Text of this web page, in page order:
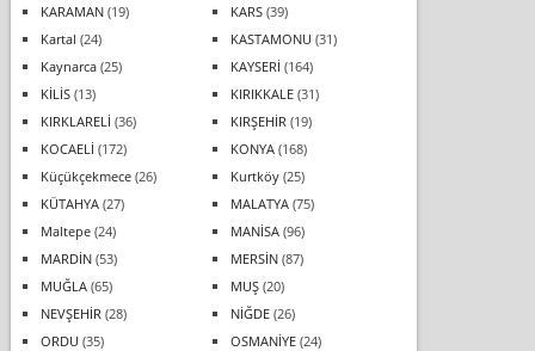
KARAMAN(19) KARS(39)
Kartal (24) KASTAMONU (31)
Kaynarca(25) KAYSERİ (164)
KİLİS(13) KIRIKKALE(31)
KIRKLARELİ (36) KIRŞEHİR (19)
KOCAELİ (172) KONYA(168)
Küçükçekmece(26) Kurtköy(25)
KÜTAHYA(27) MALATYA(75)
Maltepe(24) MANİSA(96)
MARDİN(53) MERSİN(87)
MUĞLA(65) MUŞ(20)
NEVŞEHİR (28) NİĞDE(26)
ORDU (35) OSMANİYE(24)